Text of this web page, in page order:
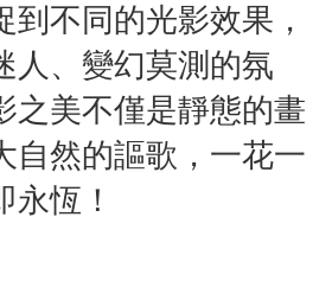
到不同的光影效果，
人、變幻莫測的氛
之美不僅是靜態的畫
自然的謳歌，一花一
永恆！